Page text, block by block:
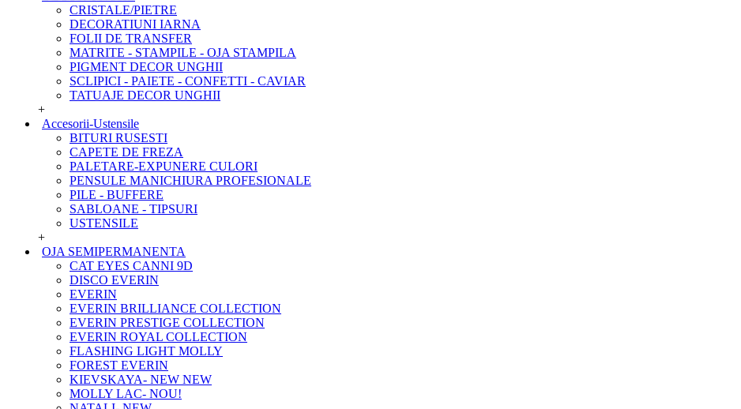
CRISTALE/PIETRE
DECORATIUNI IARNA
FOLII DE TRANSFER
MATRITE - STAMPILE - OJA STAMPILA
PIGMENT DECOR UNGHII
SCLIPICI - PAIETE - CONFETTI - CAVIAR
TATUAJE DECOR UNGHII
+
Accesorii-Ustensile
BITURI RUSESTI
CAPETE DE FREZA
PALETARE-EXPUNERE CULORI
PENSULE MANICHIURA PROFESIONALE
PILE - BUFFERE
SABLOANE - TIPSURI
USTENSILE
+
OJA SEMIPERMANENTA
CAT EYES CANNI 9D
DISCO EVERIN
EVERIN
EVERIN BRILLIANCE COLLECTION
EVERIN PRESTIGE COLLECTION
EVERIN ROYAL COLLECTION
FLASHING LIGHT MOLLY
FOREST EVERIN
KIEVSKAYA- NEW NEW
MOLLY LAC- NOU!